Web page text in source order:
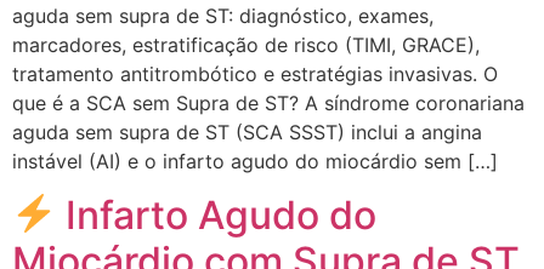
aguda sem supra de ST: diagnóstico, exames,
marcadores, estratificação de risco (TIMI, GRACE),
tratamento antitrombótico e estratégias invasivas. O
que é a SCA sem Supra de ST? A síndrome coronariana
aguda sem supra de ST (SCA SSST) inclui a angina
instável (AI) e o infarto agudo do miocárdio sem […]
Infarto Agudo do